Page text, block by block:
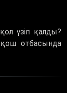
үзіп қалды?
отбасында